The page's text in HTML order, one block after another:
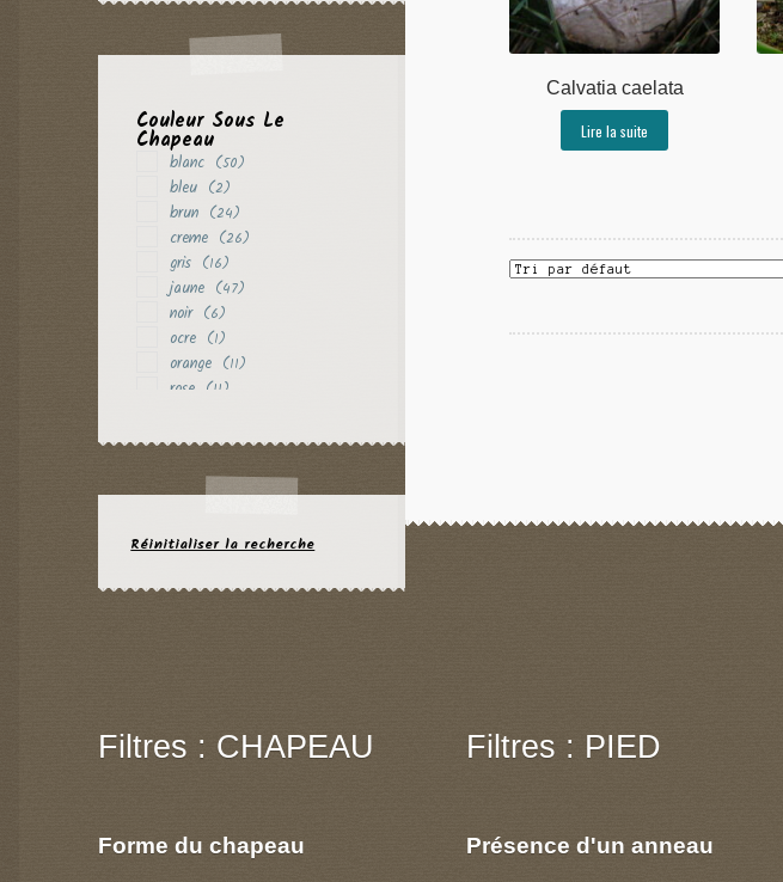
Calvatia caelata
Lire la suite
Couleur Sous Le
Chapeau
blanc (50)
bleu (2)
brun (24)
creme (26)
gris (16)
jaune (47)
noir (6)
ocre (1)
orange (11)
rose (11)
rouille (1)
violet (6)
Réinitialiser la recherche
Filtres : CHAPEAU
Forme du chapeau
Filtres : PIED
Présence d'un anneau